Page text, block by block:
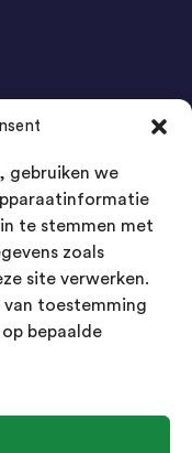
gebruiken we
te stemmen met
zoals
site verwerken.
toestemming
bepaalde